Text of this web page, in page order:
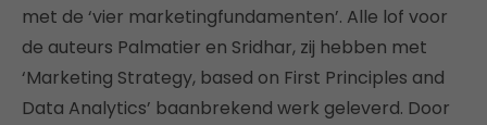
met de ‘vier marketingfundamenten’. Alle lof voor
de auteurs Palmatier en Sridhar, zij hebben met
‘Marketing Strategy, based on First Principles and
Data Analytics’ baanbrekend werk geleverd. Door